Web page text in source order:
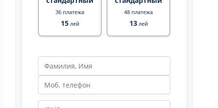
36 платежа
15лей
48 платежа
13лей